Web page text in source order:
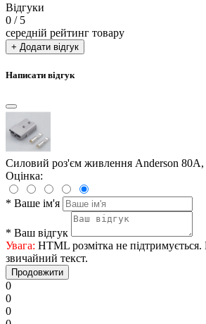
Відгуки
0 / 5
середній рейтинг товару
+ Додати відгук
Написати відгук
Силовий роз'єм живлення Anderson 80А,
Оцінка:
* Ваше ім'я
* Ваш відгук
Увага: HTML розмітка не
звичайний текст.
Продовжити
0
0
0